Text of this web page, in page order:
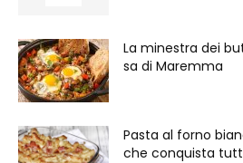
La minestra dei
sa di Maremma
Pasta al forno
che conquista